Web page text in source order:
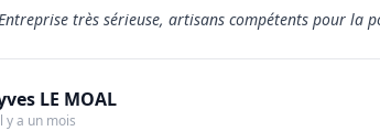
très sérieuse, artisans compétents pour la
LE MOAL
y a un mois